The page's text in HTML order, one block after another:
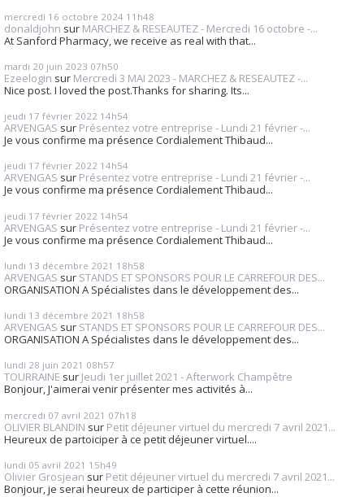
mercredi 16 octobre 2024 11h48
donaldjohn sur MARCHEZ & RESEAUTEZ - Mercredi 16 octobre -...
At Sanford Pharmacy, we receive as real with that...
mardi 20 juin 2023 07h50
Ezeelogin sur Mercredi 3 MAI 2023 - MARCHEZ & RESEAUTEZ -...
Nice post. I loved the post.Thanks for sharing. Its...
jeudi 17 février 2022 14h54
ARVENGAS sur Présentez votre entreprise - Lundi 21 février -...
Je vous confirme ma présence Cordialement Thibaud...
jeudi 17 février 2022 14h54
ARVENGAS sur Présentez votre entreprise - Lundi 21 février -...
Je vous confirme ma présence Cordialement Thibaud...
jeudi 17 février 2022 14h54
ARVENGAS sur Présentez votre entreprise - Lundi 21 février -...
Je vous confirme ma présence Cordialement Thibaud...
lundi 13 décembre 2021 18h58
ARVENGAS sur STANDS ET SPONSORS POUR LE CARREFOUR DES...
ORGANISATION A Spécialistes dans le développement des...
lundi 13 décembre 2021 18h58
ARVENGAS sur STANDS ET SPONSORS POUR LE CARREFOUR DES...
ORGANISATION A Spécialistes dans le développement des...
lundi 28 juin 2021 08h57
TOURRAINE sur Jeudi 1er juillet 2021 - Afterwork Champêtre
Bonjour, J'aimerai venir présenter mes activités à...
mercredi 07 avril 2021 07h18
OLIVIER BLANDIN sur Petit déjeuner virtuel du mercredi 7 avril 2021...
Heureux de partoiciper à ce petit déjeuner virtuel....
lundi 05 avril 2021 15h49
Olivier Grosjean sur Petit déjeuner virtuel du mercredi 7 avril 2021...
Bonjour, je serai heureux de participer à cette réunion...